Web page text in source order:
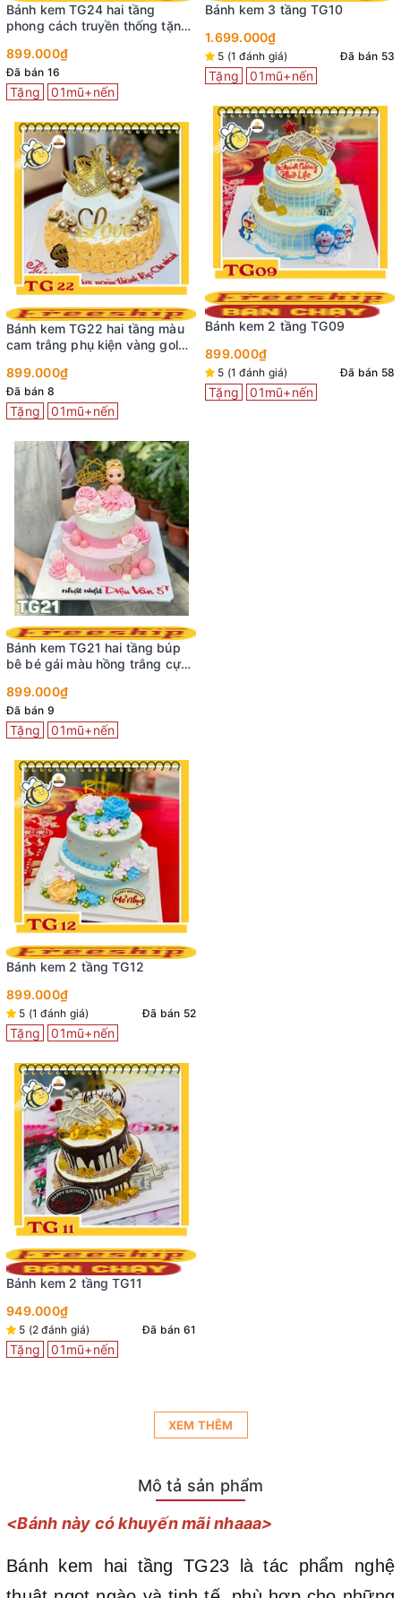
Bánh kem TG24 hai tầng
phong cách truyền thống tặng
899.000₫
Đã bán 16
Tặng 01mũ+nến
Bánh kem TG22 hai tầng màu
cam trắng phụ kiện vàng gold
899.000₫
Đã bán 8
Tặng 01mũ+nến
Bánh kem TG21 hai tầng búp
bê bé gái màu hồng trắng cực
899.000₫
Đã bán 9
Tặng 01mũ+nến
Bánh kem 2 tầng TG12
899.000₫
5 (1 đánh giá) Đã bán 52
Tặng 01mũ+nến
Bánh kem 2 tầng TG11
949.000₫
5 (2 đánh giá) Đã bán 61
Tặng 01mũ+nến
Bánh kem 3 tầng TG10
1.699.000₫
5 (1 đánh giá) Đã bán 53
Tặng 01mũ+nến
Bánh kem 2 tầng TG09
899.000₫
5 (1 đánh giá) Đã bán 58
Tặng 01mũ+nến
XEM THÊM
Mô tả sản phẩm
<Bánh này có khuyến mãi nhaaa>
Bánh kem hai tầng TG23 là tác phẩm nghệ